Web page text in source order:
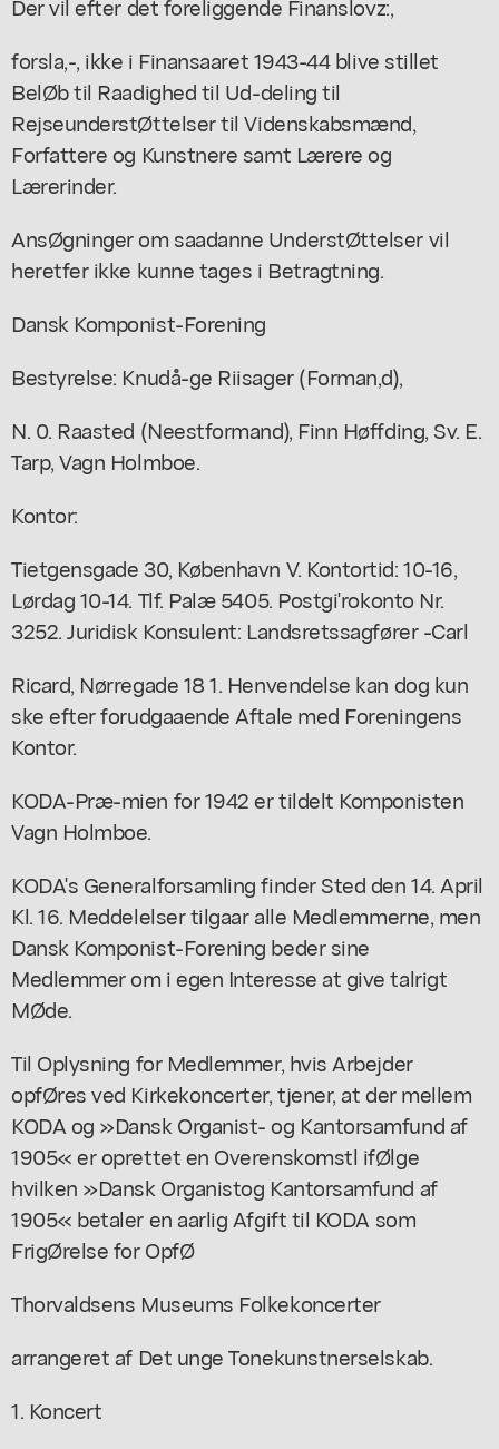
forsla,-, ikke i Finansaaret 1943-44 blive stillet
BelØb til Raadighed til Ud-deling til
RejseunderstØttelser til Videnskabsmænd,
Forfattere og Kunstnere samt Lærere og
Lærerinder.
AnsØgninger om saadanne UnderstØttelser vil
heretfer ikke kunne tages i Betragtning.
Dansk Komponist-Forening
Bestyrelse: Knudå-ge Riisager (Forman,d),
N. 0. Raasted (Neestformand), Finn Høffding, Sv. E.
Tarp, Vagn Holmboe.
Kontor:
Tietgensgade 30, København V. Kontortid: 10-16,
Lørdag 10-14. Tlf. Palæ 5405. Postgi'rokonto Nr.
3252. Juridisk Konsulent: Landsretssagfører -Carl
Ricard, Nørregade 18 1. Henvendelse kan dog kun
ske efter forudgaaende Aftale med Foreningens
Kontor.
KODA-Præ-mien for 1942 er tildelt Komponisten
Vagn Holmboe.
KODA's Generalforsamling finder Sted den 14. April
Kl. 16. Meddelelser tilgaar alle Medlemmerne, men
Dansk Komponist-Forening beder sine
Medlemmer om i egen Interesse at give talrigt
MØde.
Til Oplysning for Medlemmer, hvis Arbejder
opfØres ved Kirkekoncerter, tjener, at der mellem
KODA og »Dansk Organist- og Kantorsamfund af
1905« er oprettet en Overenskomstl ifØlge
hvilken »Dansk Organistog Kantorsamfund af
1905« betaler en aarlig Afgift til KODA som
FrigØrelse for OpfØ
Thorvaldsens Museums Folkekoncerter
arrangeret af Det unge Tonekunstnerselskab.
1. Koncert